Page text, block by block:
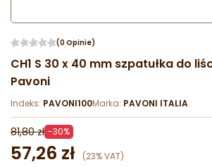
(0 Opinie)
CH1 S 30 x 40 mm szpatułka do
Pavoni
Indeks: PAVONI100Marka: PAVONI ITALIA
81,80 zł -30%
57,26 zł (23% VAT)